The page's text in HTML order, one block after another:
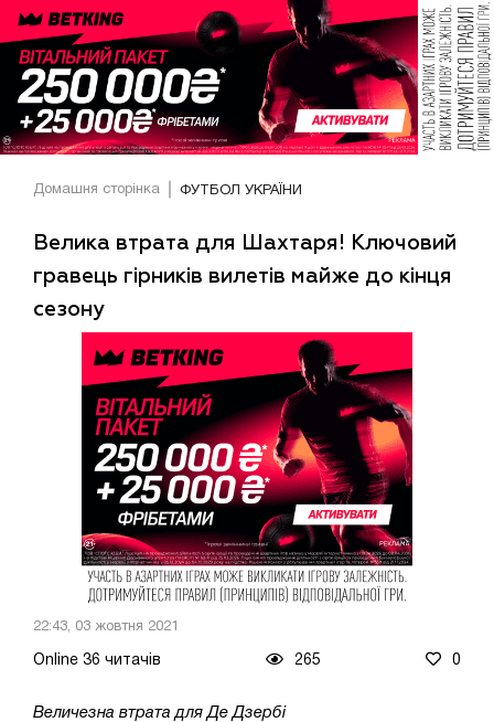
Домашня сторінка ФУТБОЛ УКРАЇНИ
Велика втрата для Шахтаря! Ключовий
гравець гірників вилетів майже до кінця
сезону
22:43, 03 жовтня 2021
Online 36 читачів 265 0
Величезна втрата для Де Дзербі